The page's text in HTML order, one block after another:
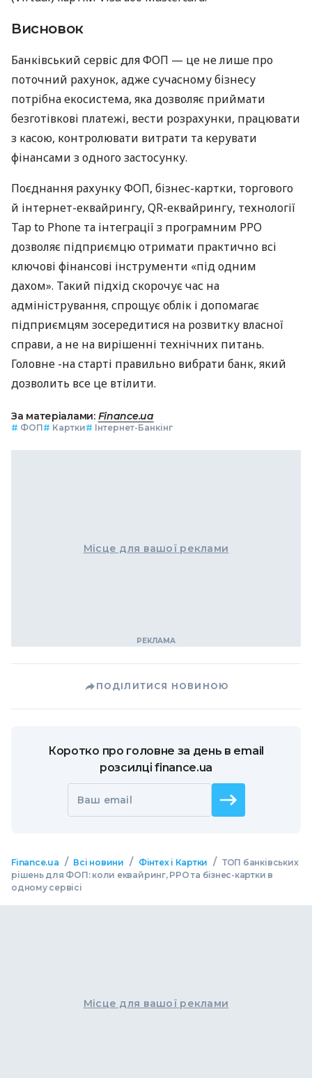
Висновок
Банківський сервіс для ФОП — це не лише про
поточний рахунок, адже сучасному бізнесу
потрібна екосистема, яка дозволяє приймати
безготівкові платежі, вести розрахунки, працювати
з касою, контролювати витрати та керувати
фінансами з одного застосунку.
Поєднання рахунку ФОП, бізнес-картки, торгового
й інтернет-еквайрингу, QR-еквайрингу, технології
Tap to Phone та інтеграції з програмним РРО
дозволяє підприємцю отримати практично всі
ключові фінансові інструменти «під одним
дахом». Такий підхід скорочує час на
адміністрування, спрощує облік і допомагає
підприємцям зосередитися на розвитку власної
справи, а не на вирішенні технічних питань.
Головне -на старті правильно вибрати банк, який
дозволить все це втілити.
За матеріалами: Finance.ua
# ФОП# Картки# Інтернет-Банкінг
Місце для вашої реклами
ПОДІЛИТИСЯ НОВИНОЮ
Коротко про головне за день в email
розсилці finance.ua
Ваш email
Finance.ua / Всі новини / Фінтех і Картки / ТОП банківських
рішень для ФОП: коли еквайринг, РРО та бізнес-картки в
одному сервісі
Місце для вашої реклами